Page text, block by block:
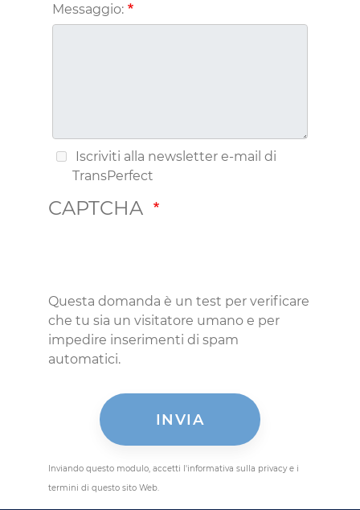
Messaggio:
Iscriviti alla newsletter e-mail di
TransPerfect
CAPTCHA
Questa domanda è un test per verificare
che tu sia un visitatore umano e per
impedire inserimenti di spam
automatici.
Inviando questo modulo, accetti l'informativa sulla privacy e i
termini di questo sito Web.